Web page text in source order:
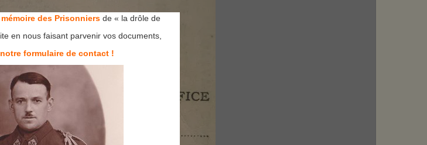
des Prisonniers de « la drôle de
en nous faisant parvenir vos documents,
notre formulaire de contact !